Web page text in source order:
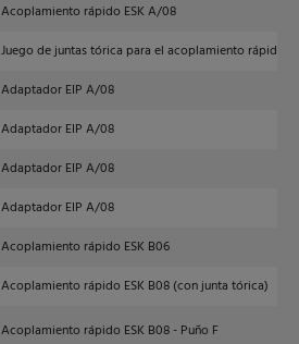
Acoplamiento rápido ESK A/08
Juego de juntas tórica para el acoplamiento rápido
Adaptador EIP A/08
Adaptador EIP A/08
Adaptador EIP A/08
Adaptador EIP A/08
Acoplamiento rápido ESK B06
Acoplamiento rápido ESK B08 (con junta tórica)
Acoplamiento rápido ESK B08 - Puño F